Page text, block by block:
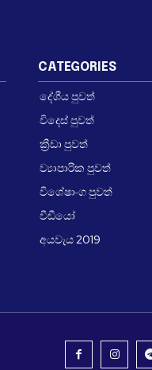
CATEGORIES
දේශීය පුවත්
විදෙස් පුවත්
ක්‍රීඩා පුවත්
ව්‍යාපාරික පුවත්
විශේෂාංග පුවත්
වීඩීයෝ
අයවැය 2019